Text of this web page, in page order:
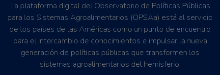
La plataforma digital del Observatorio de Políticas Públicas
para los Sistemas Agroalimentarios (OPSAa) está al servicio
de los países de las Américas como un punto de encuentro
para el intercambio de conocimientos e impulsar la nueva
generación de políticas públicas que transformen los
sistemas agroalimentarios del hemisferio.